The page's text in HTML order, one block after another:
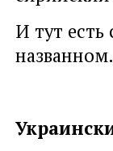
И тут
названном.